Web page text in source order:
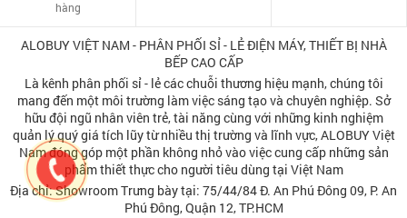
hàng
ALOBUY VIỆT NAM - PHÂN PHỐI SỈ - LẺ ĐIỆN MÁY, THIẾT BỊ NHÀ
BẾP CAO CẤP
Là kênh phân phối sỉ - lẻ các chuỗi thương hiệu mạnh, chúng tôi
mang đến một môi trường làm việc sáng tạo và chuyên nghiệp. Sở
hữu đội ngũ nhân viên trẻ, tài năng cùng với những kinh nghiệm
quản lý quý giá tích lũy từ nhiều thị trường và lĩnh vực, ALOBUY Việt
Nam đóng góp một phần không nhỏ vào việc cung cấp những sản
phẩm thiết thực cho người tiêu dùng tại Việt Nam
Địa chỉ: Showroom Trưng bày tại: 75/44/84 Đ. An Phú Đông 09, P. An
Phú Đông, Quận 12, TP.HCM